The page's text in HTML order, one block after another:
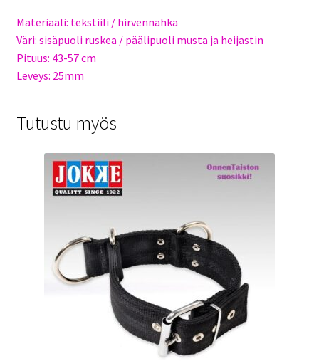
Materiaali: tekstiili / hirvennahka
Väri: sisäpuoli ruskea / päälipuoli musta ja heijastin
Pituus: 43-57 cm
Leveys: 25mm
Tutustu myös